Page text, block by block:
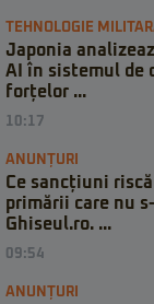
TEHNOLOGIE
Japonia
AI în sistemul de
forțelor ...
10:17
ANUNȚURI
Ce sancțiuni
primării care nu
Ghiseul.ro. ...
09:54
ANUNȚURI